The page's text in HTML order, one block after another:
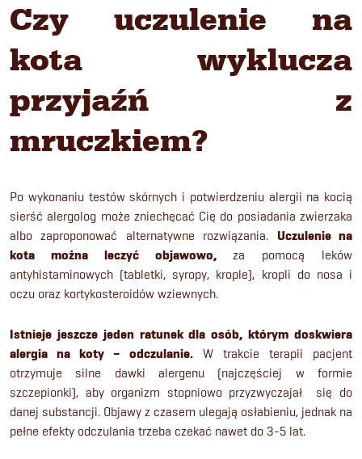
Czy uczulenie na
kota wyklucza
przyjaźń z
mruczkiem?
Po wykonaniu testów skórnych i potwierdzeniu alergii na kocią
sierść alergolog może zniechęcać Cię do posiadania zwierzaka
albo zaproponować alternatywne rozwiązania.
Uczulenie na
kota można leczyć objawowo,
za pomocą leków
antyhistaminowych (tabletki, syropy, krople), kropli do nosa i
oczu oraz kortykosteroidów wziewnych.
Istnieje jeszcze jeden ratunek dla osób, którym doskwiera
alergia na koty – odczulanie.
W trakcie terapii pacjent
otrzymuje silne dawki alergenu (najczęściej w formie
szczepionki), aby organizm stopniowo przyzwyczajał się do
danej substancji. Objawy z czasem ulegają osłabieniu, jednak na
pełne efekty odczulania trzeba czekać nawet do 3-5 lat.